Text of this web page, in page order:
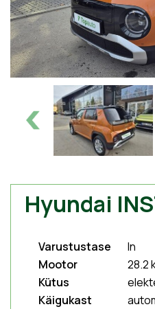
Hyundai
Varustustase
In
Mootor
28.2
Kütus
Käigukast